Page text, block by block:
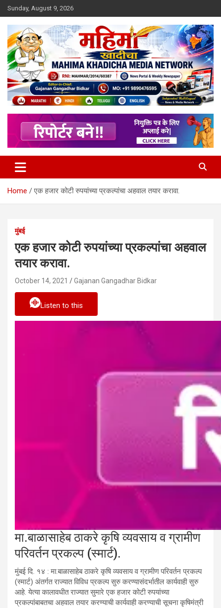
Skip
to
content
Sunday, August 9, 2026
Mahimakhadicha
Home एक हजार कोटी रुपयांच्या प्रकल्पांचा अहवाल तयार करावा.
मुंबई
एक हजार कोटी रुपयांच्या प्रकल्पांचा अहवाल
तयार करावा.
October 14, 2021 Gajanan Gangadhar Bidkar
Listen to this
मा.बाळासाहेब ठाकरे कृषि व्यवसाय व ग्रामीण
परिवर्तन प्रकल्प (स्मार्ट).
मुंबई दि. १४ : मा.बाळासाहेब ठाकरे कृषि व्यवसाय व ग्रामीण परिवर्तन प्रकल्प
(स्मार्ट) अंतर्गत राज्यात विविध प्रकल्प सुरु करण्यासंदर्भातील कार्यवाही सुरु
आहे. येत्या कालावधीत राज्यात सुमारे एक हजार कोटी रुपयांच्या
प्रकल्पांबाबतचा अहवाल तयार करण्याची कार्यवाही करण्याची सूचना कृषिमंत्री